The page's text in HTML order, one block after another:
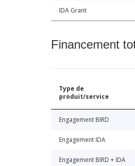
IDA Grant
Financement
Type de
produit/service
Engagement BIRD
Engagement IDA
Engagement BIRD + IDA